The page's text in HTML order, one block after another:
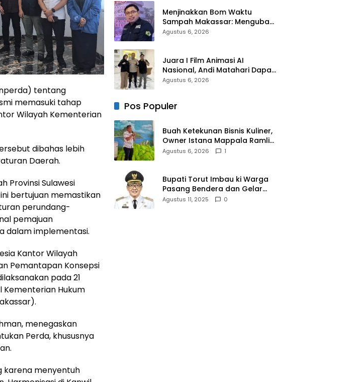
tentang
memasuki tahap
Wilayah Kementerian
dibahas lebih
Daerah.
Provinsi Sulawesi
ini bertujuan memastikan
perundang-
pemajuan
dalam implementasi.
Kantor Wilayah
Pemantapan Konsepsi
pada 21
Kementerian Hukum
menegaskan
Perda, khususnya
karena menyentuh
Menjinakkan Bom Waktu
Sampah Makassar: Mengubah
Kepanikan Publik Menjadi
Agustus 6, 2026
Juara I Film Animasi AI
Nasional, Andi Matahari Dapat
ki Tauwwa Apresiasi Dari
Agustus 6, 2026
Pos Populer
Buah Ketekunan Bisnis Kuliner,
Owner Istana Mappala Ramli
Lallo Tebar 520 Paket
Agustus 6, 2026 1
Bupati Torut Imbau ki Warga
Pasang Bendera dan Gelar
Lomba 17 Agustus
Agustus 11, 2025 0